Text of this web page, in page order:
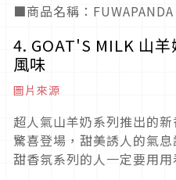
■商品名稱：
4. GOAT'S MILK 山
風味
圖片來源
超人氣山羊奶系列推出的新
驚喜登場，甜美誘人的氣
甜香氛系列的人一定要用用